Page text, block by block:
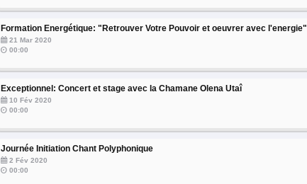
Formation Energétique: "Retrouver Votre Pouvoir et oeuvrer avec l'energie"
21 Mar 2020
00:00
Exceptionnel: Concert et stage avec la Chamane Olena Utaî
10 Fév 2020
00:00
Journée Initiation Chant Polyphonique
2 Fév 2020
00:00